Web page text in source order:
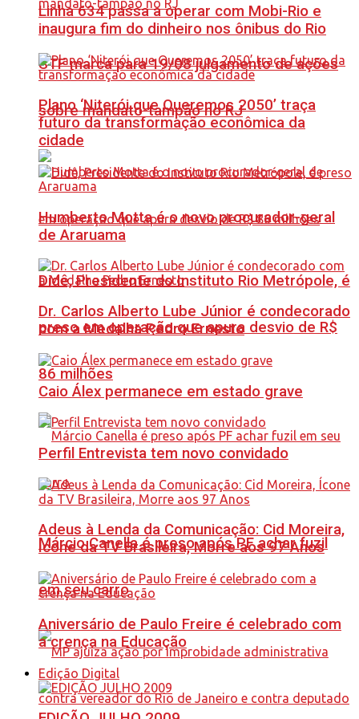
STF marca para 19/08 julgamento de ações
sobre mandato-tampão no RJ
Didê, Presidente do Instituto Rio Metrópole, é
preso em operação que apura desvio de R$
86 milhões
Márcio Canella é preso após PF achar fuzil
em seu carro
Linha 634 passa a operar com Mobi-Rio e
inaugura fim do dinheiro nos ônibus do Rio
Plano ‘Niterói que Queremos 2050’ traça
futuro da transformação econômica da
cidade
Humberto Motta é o novo procurador-geral
de Araruama
Dr. Carlos Alberto Lube Júnior é condecorado
com a Medalha Pedro Ernesto
Caio Álex permanece em estado grave
Perfil Entrevista tem novo convidado
Adeus à Lenda da Comunicação: Cid Moreira,
Ícone da TV Brasileira, Morre aos 97 Anos
Aniversário de Paulo Freire é celebrado com
a crença na Educação
Edição Digital